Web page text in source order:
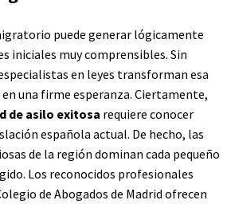
puede generar lógicamente
iniciales muy comprensibles. Sin
en leyes transforman esa
una firme esperanza. Ciertamente,
de asilo exitosa requiere conocer
española actual. De hecho, las
de la región dominan cada pequeño
Los reconocidos profesionales
de Abogados de Madrid ofrecen